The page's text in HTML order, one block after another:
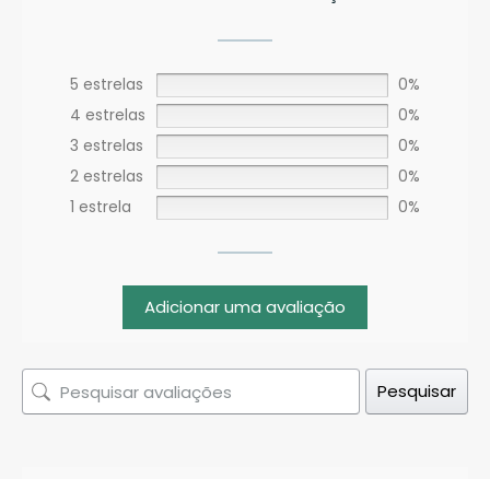
5 estrelas
0%
4 estrelas
0%
3 estrelas
0%
2 estrelas
0%
1 estrela
0%
Adicionar uma avaliação
Pesquisar